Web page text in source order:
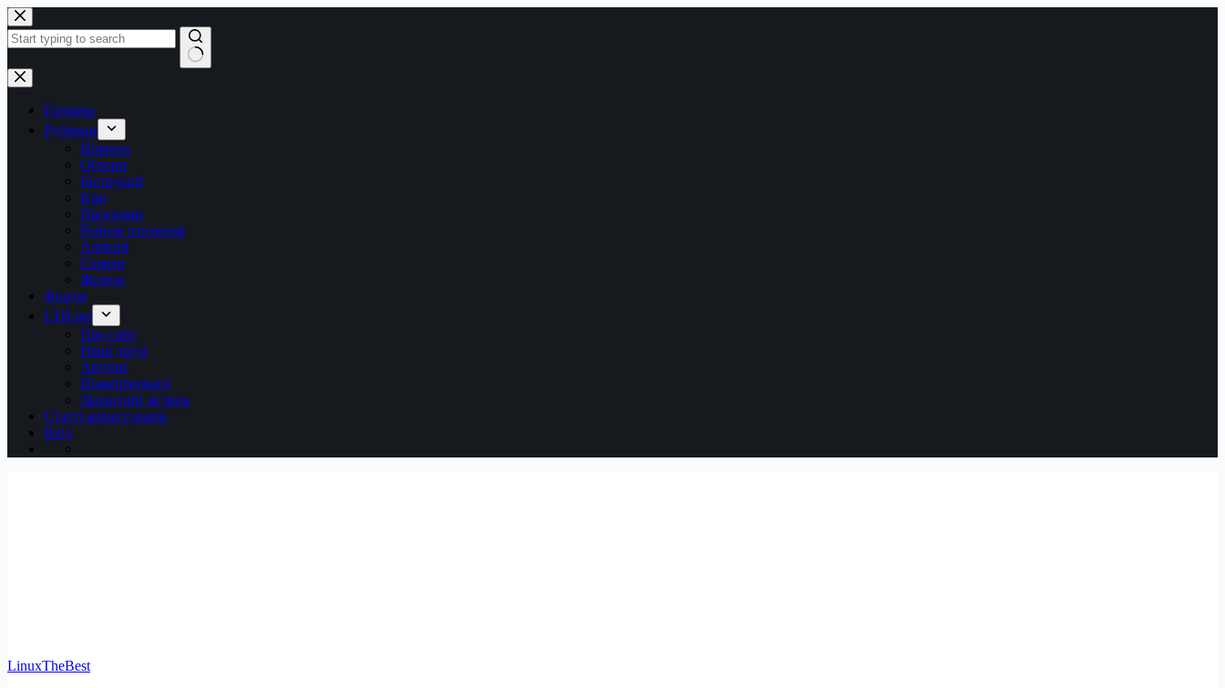
Перейти
до
вмісту
Немає
результатів
Головна
Рубрики
Новини
Обзори
Інструкції
Ігри
Програми
Робоче оточення
Android
Сервер
Железо
Форум
LTB.net
Про сайт
Наші друзі
Автори
Пожертвувати
Зворотній зв’язок
Статті користувачів
Вхід
LinuxTheBest